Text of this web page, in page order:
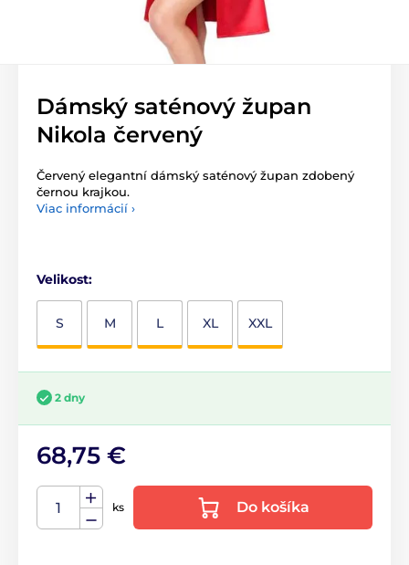
Dámský saténový župan
Nikola červený
Červený elegantní dámský saténový župan zdobený
černou krajkou.
Viac informácií ›
Velikost:
S M L XL XXL
2 dny
68,75 €
ks Do košíka